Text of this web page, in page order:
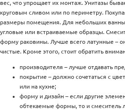
вес, что упрощает их монтаж. Унитазы
круговым сливом или по периметру.
размеры помещения. Для небольших
угловые или встраиваемые образцы.
форму раковины. Лучше всего латунные –
чистые. Кроме этого, стоит обратить
производителя – лучше отдавать
покрытие – должно сочетаться с
или на кухне;
форму и дизайн – если другие
обтекаемые формы, то и смеситель